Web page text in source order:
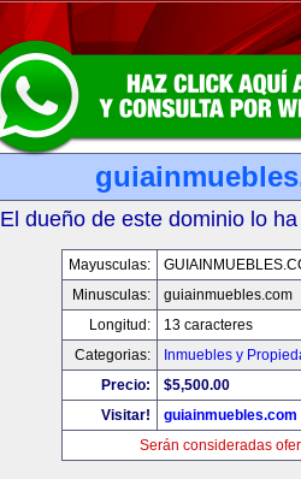
El dueño de este dominio lo
Mayusculas:
Minusculas:
guiainmuebles.com
Longitud:
13 caracteres
Categorias:
Inmuebles y
Precio:
$5,500.00
Visitar!
guiainmuebles.com
Serán consideradas